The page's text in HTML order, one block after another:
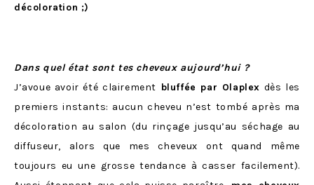
décoloration ;)
Dans quel état sont tes cheveux aujourd’hui ?
J’avoue avoir été clairement bluffée par Olaplex dès les
premiers instants: aucun cheveu n’est tombé après ma
décoloration au salon (du rinçage jusqu’au séchage au
diffuseur, alors que mes cheveux ont quand même
toujours eu une grosse tendance à casser facilement).